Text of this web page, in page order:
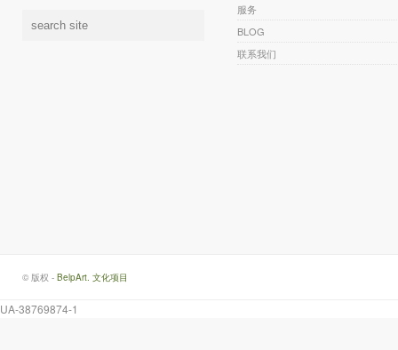
服务
BLOG
联系我们
© 版权 - BelpArt. 文化项目
UA-38769874-1